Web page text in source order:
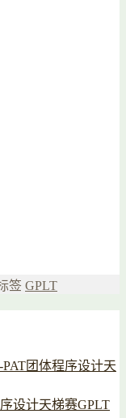
签 GPLT
团体程序设计天
设计天梯赛GPLT